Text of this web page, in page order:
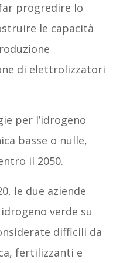
progredire lo
le capacità
di elettrolizzatori
per l’idrogeno
basse o nulle,
il 2050.
le due aziende
verde su
difficili da
fertilizzanti e